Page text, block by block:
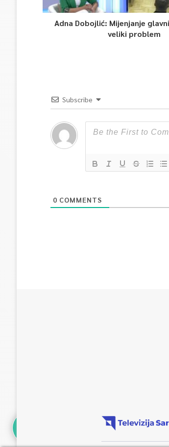
Adna Dobojlić: Mijenjanje
veliki problem
Subscribe
0 COMMENTS